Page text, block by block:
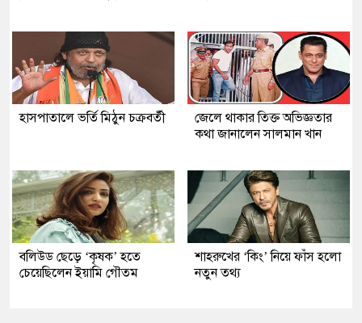
হাসপাতালে ভর্তি মিঠুন চক্রবর্তী
জেলে থাকার তিক্ত অভিজ্ঞতার
কথা জানালেন সালমান খান
বলিউড ছেড়ে ‘কৃষক’ হতে
চেয়েছিলেন ইয়ামি গৌতম
শাহরুখের ‘কিং’ নিয়ে ফাঁস হলো
নতুন তথ্য